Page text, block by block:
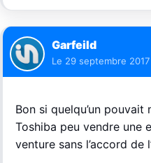
Garfeild
Le 29 septembre 2017
Bon si quelqu’un pouvait
Toshiba peu vendre une
venture sans l’accord de